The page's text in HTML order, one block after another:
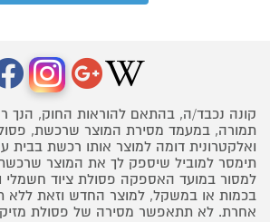
קונה נכבד/ה, בהתאם להוראות החוק, הנך
תמורה, במעמד מסירת המוצר שרכשת,
ואלקטרונית דומה למוצר אותו רכשת בבית
תימסר למוביל שיספק לך את המוצר
למסור במועד האספקה פסולת ציוד חשמלי
בכמות או במשקל, למוצר החדש וזאת ללא
אחרת. לא תתאפשר מסירה של פסולת